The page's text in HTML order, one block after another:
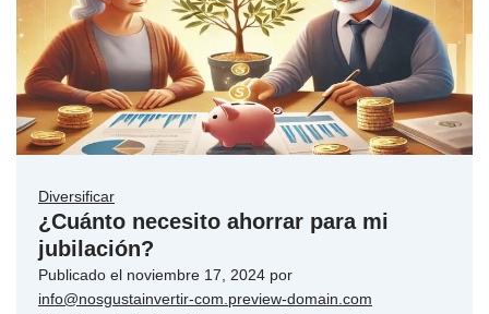
Diversificar
¿Cuánto necesito ahorrar para mi
jubilación?
Publicado el noviembre 17, 2024 por
info@nosgustainvertir-com.preview-domain.com